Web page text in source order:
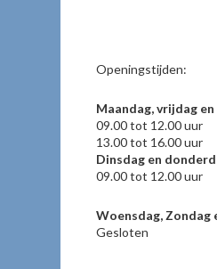
Openingstijden:
Maandag, vrijdag
09.00 tot 12.00 uur
13.00 tot 16.00 uur
Dinsdag en
09.00 tot 12.00 uur
Woensdag, Zondag
Gesloten